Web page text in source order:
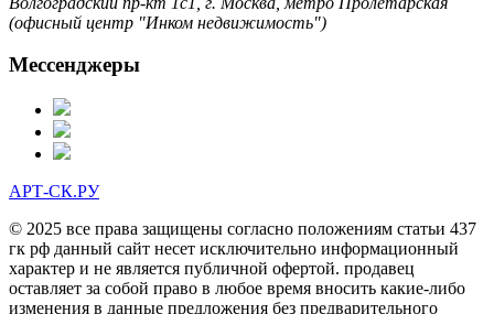
(офисный центр "Инком недвижимость")
Мессенджеры
АРТ-СК.РУ
© 2025 все права защищены согласно положениям статьи 437
гк рф данный сайт несет исключительно информационный
характер и не является публичной офертой. продавец
оставляет за собой право в любое время вносить какие-либо
изменения в данные предложения без предварительного